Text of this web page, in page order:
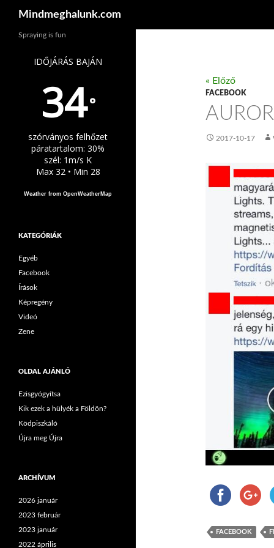
Mindmeghalunk.com
« Előző
FACEBOOK
2017-10-17
FACEBOOK
Spraying is fun
IDŐJÁRÁS BAJÁN
34°
szórványos felhőzet
páratartalom: 30%
szél: 1m/s K
Max 32 • Min 28
Weather from OpenWeatherMap
KATEGÓRIÁK
Egyéb
Facebook
Írások
Képregény
Videó
Zene
OLDAL AJÁNLÓ
Ezisgyógyítsa
Kik ezek a hülyék a Földön?
Ködpiszkáló
Újra meg Újra
ARCHÍVUM
2026 január
2023 február
2023 január
2022 április